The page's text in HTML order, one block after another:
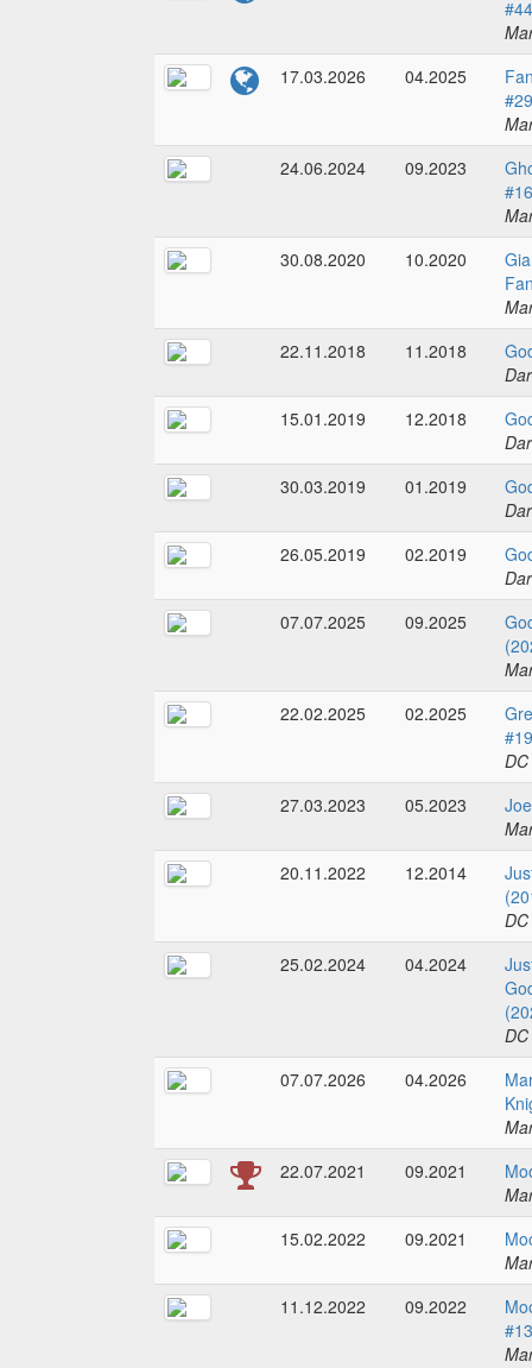
#44
17.03.2026
04.2025
#29
24.06.2024
09.2023
#16
30.08.2020
10.2020
22.11.2018
11.2018
15.01.2019
12.2018
30.03.2019
01.2019
26.05.2019
02.2019
07.07.2025
09.2025
22.02.2025
02.2025
#19
27.03.2023
05.2023
20.11.2022
12.2014
25.02.2024
04.2024
07.07.2026
04.2026
22.07.2021
09.2021
15.02.2022
09.2021
11.12.2022
09.2022
#13